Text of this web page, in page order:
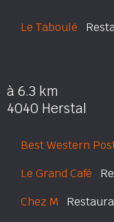
Le Taboulé
à 6.3 km
4040 Herstal
Best Western
Le Grand Café
Chez M